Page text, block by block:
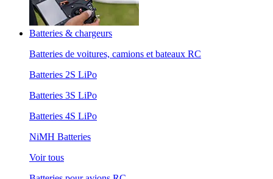
Batteries & chargeurs
Batteries de voitures, camions et bateaux RC
Batteries 2S LiPo
Batteries 3S LiPo
Batteries 4S LiPo
NiMH Batteries
Voir tous